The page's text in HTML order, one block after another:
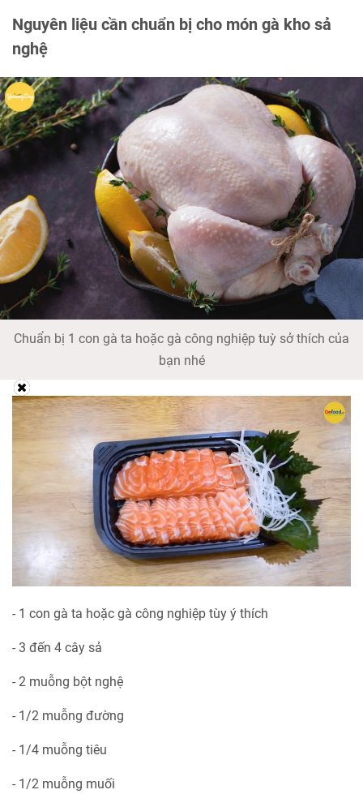
Nguyên liệu cần chuẩn bị cho món gà kho sả
nghệ
Chuẩn bị 1 con gà ta hoặc gà công nghiệp tuỳ sở thích của
bạn nhé
- 1 con gà ta hoặc gà công nghiệp tùy ý thích
- 3 đến 4 cây sả
- 2 muỗng bột nghệ
- 1/2 muỗng đường
- 1/4 muỗng tiêu
- 1/2 muỗng muối